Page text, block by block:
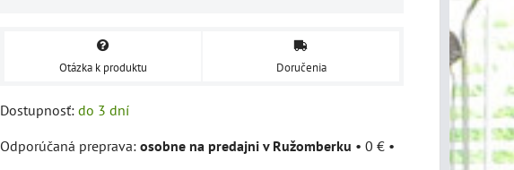
Otázka k produktu Doručenia
Dostupnosť: do 3 dní
osobne na predajni v Ružomberku • 0 € •